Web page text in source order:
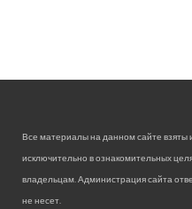
Все материалы на данном сайте взяты
исключительно в ознакомительных
владельцам. Администрация сайта
не несет.